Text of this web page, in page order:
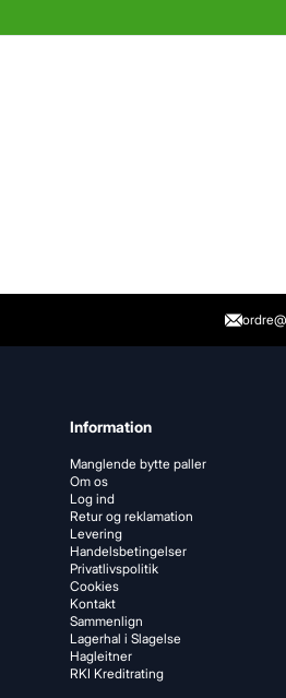
Information
Manglende bytte paller
Om os
Log ind
Retur og reklamation
Levering
Handelsbetingelser
Privatlivspolitik
Cookies
Kontakt
Sammenlign
Lagerhal i Slagelse
Hagleitner
RKI Kreditrating